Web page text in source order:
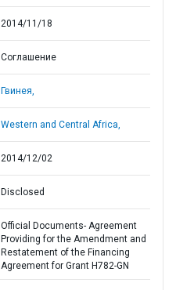
2014/11/18
Соглашение
Гвинея,
Western and Central Africa,
2014/12/02
Disclosed
Official Documents- Agreement
Providing for the Amendment and
Restatement of the Financing
Agreement for Grant H782-GN